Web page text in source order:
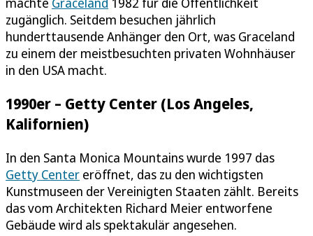
zugänglich. Seitdem besuchen jährlich
hunderttausende Anhänger den Ort, was Graceland
zu einem der meistbesuchten privaten Wohnhäuser
in den USA macht.
1990er – Getty Center (Los Angeles,
Kalifornien)
In den Santa Monica Mountains wurde 1997 das
Getty Center eröffnet, das zu den wichtigsten
Kunstmuseen der Vereinigten Staaten zählt. Bereits
das vom Architekten Richard Meier entworfene
Gebäude wird als spektakulär angesehen.